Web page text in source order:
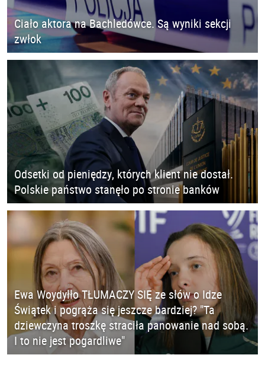
Ciało aktora na Bachledówce. Są wyniki sekcji
zwłok
Odsetki od pieniędzy, których klient nie dostał.
Polskie państwo stanęło po stronie banków
Ewa Woydyłło TŁUMACZY SIĘ ze słów o Idze
Świątek i pogrąża się jeszcze bardziej? "Ta
dziewczyna troszkę straciła panowanie nad sobą.
I to nie jest pogardliwe"